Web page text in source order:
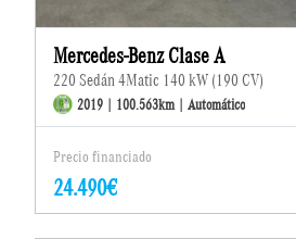
Mercedes-Benz Clase A
220 Sedán 4Matic 140 kW (190 CV)
2019 | 100.563km | Automático
Precio financiado
24.490€